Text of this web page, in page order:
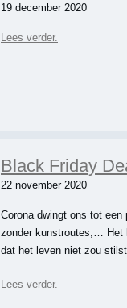
19 december 2020
Lees verder.
Black Friday
22 november 2020
Corona dwingt ons tot
zonder kunstroutes,… Het
dat het leven niet zou
Lees verder.